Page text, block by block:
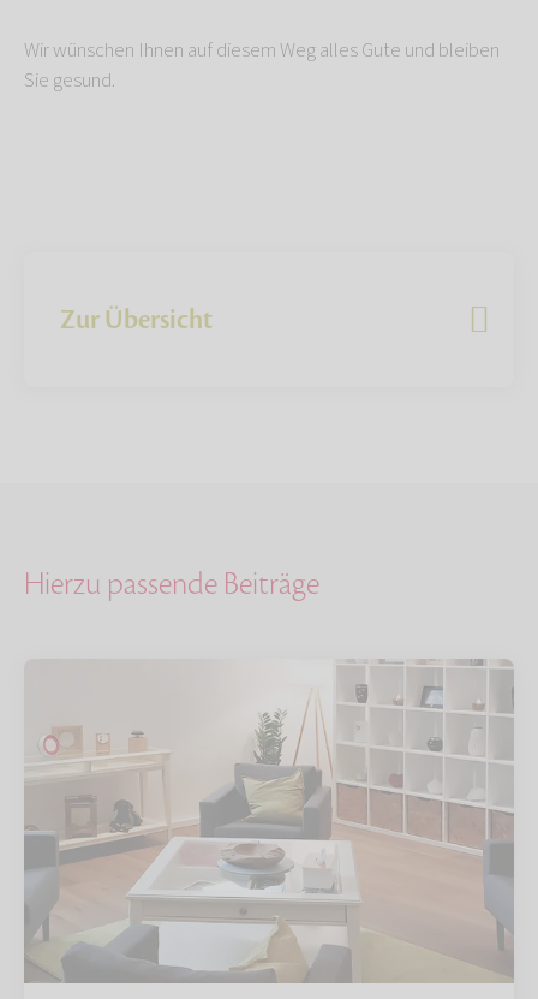
Wir wünschen Ihnen auf diesem Weg alles Gute und bleiben
Sie gesund.
Zur Übersicht
Hierzu passende Beiträge